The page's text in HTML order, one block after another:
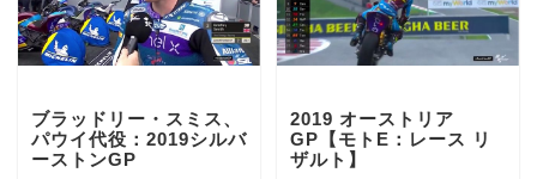
ブラッドリー・スミス、
パウイ代役：2019シルバ
ーストンGP
2019 オーストリア
GP【モトE：レース リ
ザルト】